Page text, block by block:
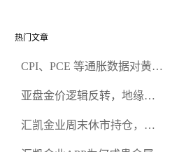
热门文章
CPI、PCE 等通胀数据对黄金
亚盘金价逻辑反转，地缘升
汇凯金业周末休市持仓，会